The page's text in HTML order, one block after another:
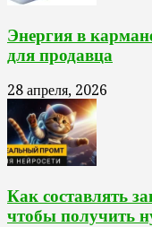
Энергия в
для продавца
28 апреля, 2026
Как составлять
чтобы получить